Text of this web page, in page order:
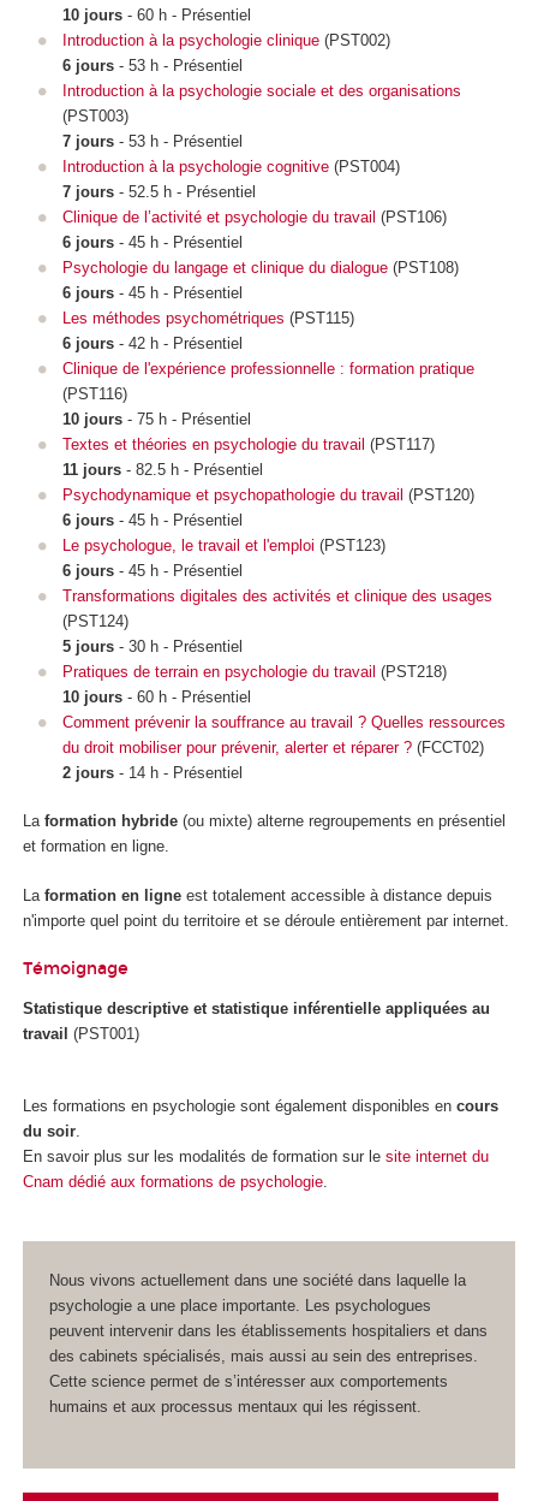
10 jours - 60 h - Présentiel
Introduction à la psychologie clinique(PST002)
6 jours - 53 h - Présentiel
Introduction à la psychologie sociale et des organisations
(PST003)
7 jours - 53 h - Présentiel
Introduction à la psychologie cognitive(PST004)
7 jours - 52.5 h - Présentiel
Clinique de l’activité et psychologie du travail (PST106)
6 jours - 45 h - Présentiel
Psychologie du langage et clinique du dialogue(PST108)
6 jours - 45 h - Présentiel
Les méthodes psychométriques (PST115)
6 jours - 42 h - Présentiel
Clinique de l'expérience professionnelle : formation pratique
(PST116)
10 jours - 75 h - Présentiel
Textes et théories en psychologie du travail (PST117)
11 jours - 82.5 h - Présentiel
Psychodynamique et psychopathologie du travail (PST120)
6 jours - 45 h - Présentiel
Le psychologue, le travail et l'emploi (PST123)
6 jours - 45 h - Présentiel
Transformations digitales des activités et clinique des usages
(PST124)
5 jours - 30 h - Présentiel
Pratiques de terrain en psychologie du travail (PST218)
10 jours- 60 h - Présentiel
Comment prévenir la souffrance au travail ? Quelles ressources
du droit mobiliser pour prévenir, alerter et réparer ?(FCCT02)
2 jours- 14 h - Présentiel
La formation hybride (ou mixte) alterne regroupements en présentiel
et formation en ligne.
La formation en ligne est totalement accessible à distance depuis
n'importe quel point du territoire et se déroule entièrement par internet.
Témoignage
Statistique descriptive et statistique inférentielle appliquées au
travail (PST001)
Les formations en psychologie sont également disponibles en cours
du soir
En savoir plus sur les modalités de formation sur le site internet du
Cnam dédié aux formations de psychologie
Nous vivons actuellement dans une société dans laquelle la
psychologie a une place importante. Les psychologues
peuvent intervenir dans les établissements hospitaliers et dans
des cabinets spécialisés, mais aussi au sein des entreprises.
Cette science permet de s’intéresser aux comportements
humains et aux processus mentaux qui les régissent.